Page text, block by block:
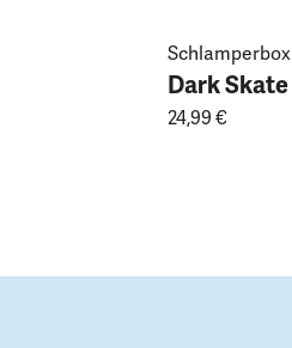
Schlamperbox
Dark Skate
24,99 €